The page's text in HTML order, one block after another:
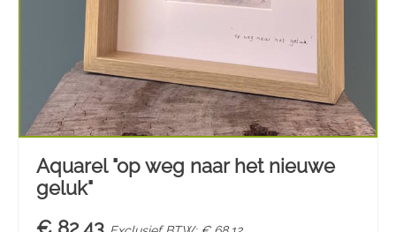
Aquarel "op weg naar het nieuwe
geluk"